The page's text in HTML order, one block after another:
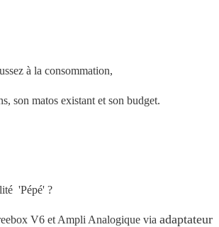
à la consommation,
son matos existant et son budget.
'Pépé' ?
V6 et Ampli Analogique via adaptateur